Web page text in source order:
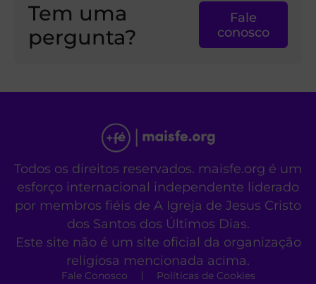
Tem uma
pergunta?
Fale
conosco
Todos os direitos reservados. maisfe.org é um
esforço internacional independente liderado
por membros fiéis de A Igreja de Jesus Cristo
dos Santos dos Últimos Dias.
Este site não é um site oficial da organização
religiosa mencionada acima.
Fale Conosco Políticas de Cookies